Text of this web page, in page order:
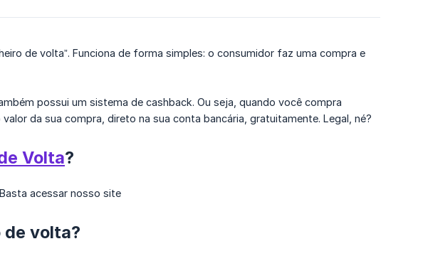
de volta”. Funciona de forma simples: o consumidor faz uma compra e
possui um sistema de cashback. Ou seja, quando você compra
da sua compra, direto na sua conta bancária, gratuitamente. Legal, né?
Volta?
acessar nosso site
de volta?